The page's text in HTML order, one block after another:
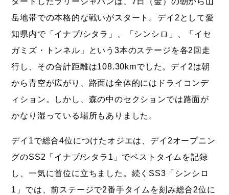
岳地帯での本格的な戦いがスタート。デイ2として愛
知県内で「イナブ/シタラ」、「シンシロ」、「イセ
ガミズ・トンネル」という3本のステージを各2回走
行し、その合計距離は108.30kmでした。デイ2は朝
から青空が広がり、路面は全体的にはドライコンデ
ィション。しかし、森の中のセクションでは路面が
かなり湿っている場所もありました。
デイ1で総合4位につけたオジエは、デイ2オープニン
グのSS2「イナブ/シタラ1」でベストタイムを記録
し、一気に首位に立ちました。続くSS3「シンシロ
1」では、前ステージで2番手タイムを刻み総合2位に